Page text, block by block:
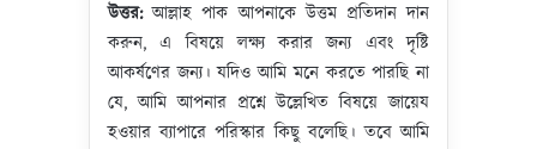
উত্তর:আল্লাহ পাক আপনাকে উত্তম প্রতিদান দান
করুন, এ বিষয়ে লক্ষ্য করার জন্য এবং দৃষ্টি
আকর্ষণের জন্য। যদিও আমি মনে করতে পারছি না
যে, আমি আপনার প্রশ্নে উল্লেখিত বিষয়ে জায়েয
হওয়ার ব্যাপারে পরিস্কার কিছু বলেছি। তবে আমি